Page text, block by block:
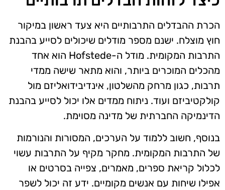
הכרת ההבדלים התרבותיים היא צעד ראשון במיקור
חוץ מוצלח. ישנם מספר מודלים שיכולים לסייע בהבנת
התרבות המקומית. מודל ה-Hofstede הוא אחד
מהכלים המוכרים ביותר, והוא מתאר שישה ממדי
תרבות, כגון מרחק מהשלטון, אינדיבידואליזם מול
קולקטיביזם ועוד. ניתוח ממדים אלו יכול לסייע בהבנת
הדינמיקה החברתית של מדינה מסוימת.
בנוסף, חשוב ללמוד על הערכים, המסורות והנורמות
של התרבות המקומית. מחקר מקיף על התרבות עשוי
לכלול קריאת ספרים, מאמרים, צפייה בסרטים או
אפילו שיחות עם אנשים מקומיים. ידע זה יכול לשפר